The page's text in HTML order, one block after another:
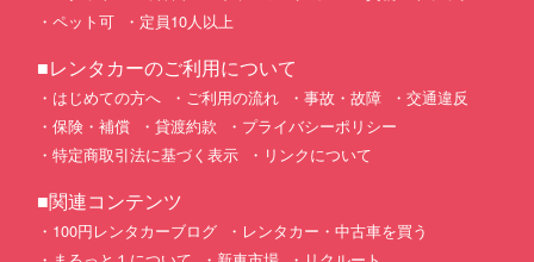
ペット可
定員10人以上
■レンタカーのご利用について
はじめての方へ ご利用の流れ 事故・故障
交通違反
保険・補償
貸渡約款
プライバシーポリシー
特定商取引法に基づく表示
リンクについて
■関連コンテンツ
100円レンタカーブログ
レンタカー・中古車を買う